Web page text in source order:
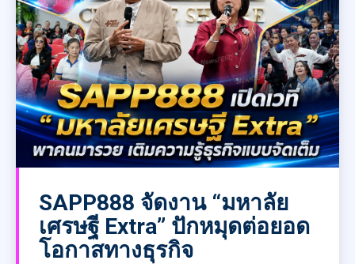
SAPP888 จัดงาน “มหาลัย
เศรษฐี Extra” ปักหมุดต่อยอด
โอกาสทางธุรกิจ